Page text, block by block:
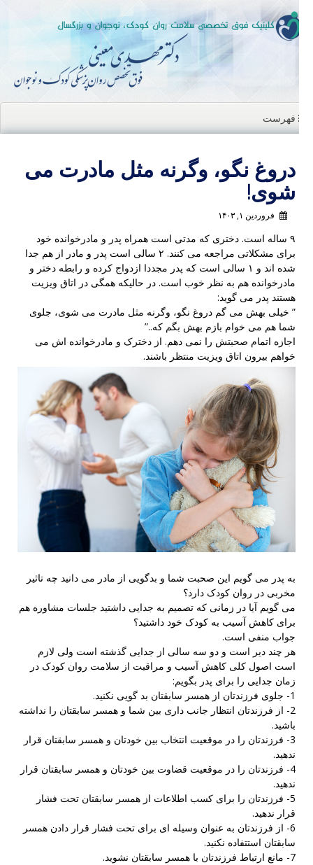
فهرست
دروغ نگو، وگرنه مثل مادرت می
شوی!
فروردین ۱, ۱۴۰۳
۹ ساله است. دختری که مدتی است همراه پدر و مادرخوانده خود
برای مشکلاتی مراجعه می کنند. ۲ سالی است پدر و مادر از هم جدا
شده اند و ۱ سالی است که پدر مجددا ازدواج کرده و رابطه دختر و
مادرخوانده هم به نظر خوب است. در حالیکه همگی در اتاق ویزیت
هستند پدر می گوید:
” خیلی بهش می گم دروغ نگو، وگرنه مثل مادرت می شوی، جلوی
شما هم می خوام بازم بهش بگم که..”
اجازه اتمام صحبتش را نمی دهم. از دخترک و مادرخوانده اش می
خواهم بیرون اتاق ویزیت منتظر باشند.
به پدر می گویم این صحبت شما و بدگویی از مادر می دانید چه تاثیر
مخربی در روان کودک دارد؟
می گویم آیا در زمانی که تصمیم به جدایی داشتید جلسات مشاوره هم
برای کاهش آسیب به کودک خود داشتید؟
جواب منفی است.
هر چند دیر است و دو سه سالی از جدایی گذشته است ولی لازم
است اصول کلی کاهش آسیب و مراقبت از سلامت روان کودک در
زمان جدایی را برای پدر بگویم:
2- از فرزندتان انتظار جانب داری بین شما و همسر سابقتان را نداشته
باشید.
3- فرزندتان را در موقعیت انتخاب بین خودتان و همسر سابقتان قرار
ندهید.
4- فرزندتان را در موقعیت قضاوت بین خودتان و همسر سابقتان قرار
ندهید.
5- فرزندتان را برای کسب اطلاعات از همسر سابقتان تحت فشار
قرار ندهید.
6- از فرزندتان به عنوان وسیله ای برای تحت فشار قرار دادن همسر
سابقتان استتفاده نکنید.